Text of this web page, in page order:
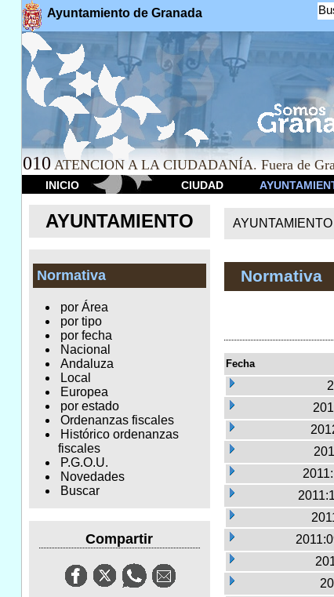
Ayuntamiento de Granada
010 ATENCION A LA CIUDADANÍA. Fuera de
INICIO CIUDAD
AYUNTAMIENTO
Normativa
por Área
por tipo
por fecha
Nacional
Andaluza
Local
Europea
por estado
Ordenanzas fiscales
Histórico ordenanzas
fiscales
P.G.O.U.
Novedades
Buscar
Compartir
Normativa
Fecha